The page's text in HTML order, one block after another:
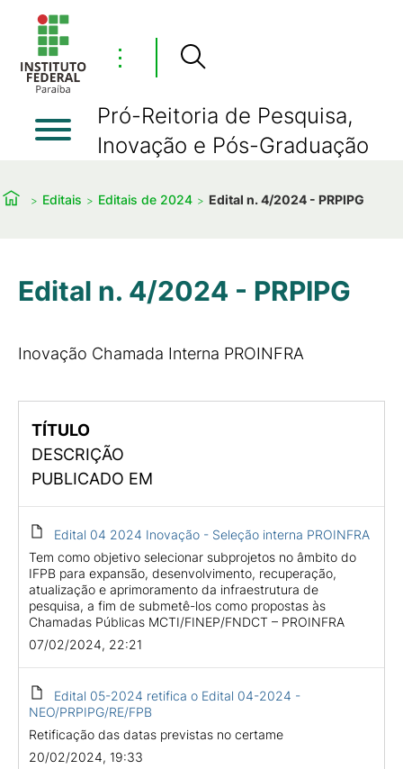
⋮
Pró-Reitoria de Pesquisa,
Inovação e Pós-Graduação
Editais Editais de 2024 Edital n. 4/2024 - PRPIPG
Edital n. 4/2024 - PRPIPG
Inovação Chamada Interna PROINFRA
TÍTULO
DESCRIÇÃO
PUBLICADO EM
Edital 04 2024 Inovação - Seleção interna PROINFRA
Tem como objetivo selecionar subprojetos no âmbito do
IFPB para expansão, desenvolvimento, recuperação,
atualização e aprimoramento da infraestrutura de
pesquisa, a fim de submetê-los como propostas às
Chamadas Públicas MCTI/FINEP/FNDCT – PROINFRA
07/02/2024, 22:21
Edital 05-2024 retifica o Edital 04-2024 -
NEO/PRPIPG/RE/FPB
Retificação das datas previstas no certame
20/02/2024, 19:33